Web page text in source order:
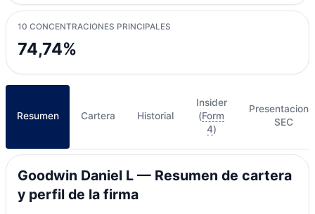
10 CONCENTRACIONES PRINCIPALES
74,74%
Resumen Cartera Historial
Insider
(Form
4)
SEC
Goodwin Daniel L — Resumen de cartera
y perfil de la firma